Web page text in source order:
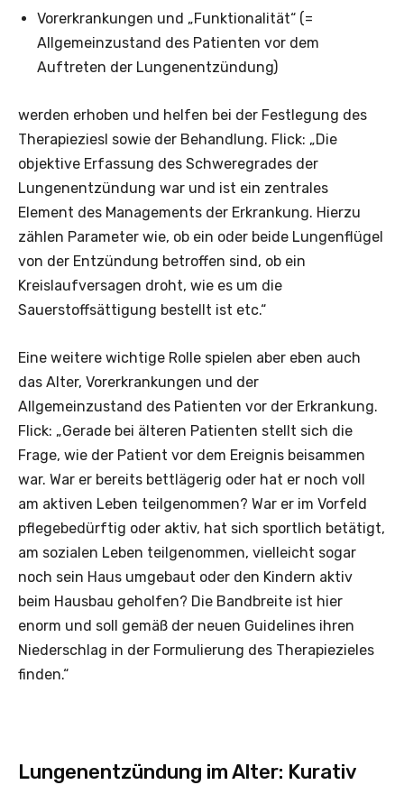
Vorerkrankungen und „Funktionalität“ (=
Allgemeinzustand des Patienten vor dem
Auftreten der Lungenentzündung)
werden erhoben und helfen bei der Festlegung des
Therapieziesl sowie der Behandlung. Flick: „Die
objektive Erfassung des Schweregrades der
Lungenentzündung war und ist ein zentrales
Element des Managements der Erkrankung. Hierzu
zählen Parameter wie, ob ein oder beide Lungenflügel
von der Entzündung betroffen sind, ob ein
Kreislaufversagen droht, wie es um die
Sauerstoffsättigung bestellt ist etc.“
Eine weitere wichtige Rolle spielen aber eben auch
das Alter, Vorerkrankungen und der
Allgemeinzustand des Patienten vor der Erkrankung.
Flick: „Gerade bei älteren Patienten stellt sich die
Frage, wie der Patient vor dem Ereignis beisammen
war. War er bereits bettlägerig oder hat er noch voll
am aktiven Leben teilgenommen? War er im Vorfeld
pflegebedürftig oder aktiv, hat sich sportlich betätigt,
am sozialen Leben teilgenommen, vielleicht sogar
noch sein Haus umgebaut oder den Kindern aktiv
beim Hausbau geholfen? Die Bandbreite ist hier
enorm und soll gemäß der neuen Guidelines ihren
Niederschlag in der Formulierung des Therapiezieles
finden.“
Lungenentzündung im Alter: Kurativ